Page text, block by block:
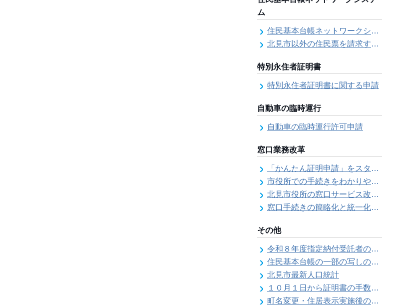
ム
住民基本台帳ネットワークシステム
北見市以外の住民票を請求する（住民票の広域交付）
特別永住者証明書
特別永住者証明書に関する申請
自動車の臨時運行
自動車の臨時運行許可申請
窓口業務改革
「かんたん証明申請」をスタートしました
市役所での手続きをわかりやすく！「手続きチェックシート」を導入しました
北見市役所の窓口サービス改善の取り組み経過
窓口手続きの簡略化と統一化の取り組みについて（ワンストップサービス推進事業）
その他
令和８年度指定納付受託者の指定について
住民基本台帳の一部の写しの閲覧状況
北見市最新人口統計
１０月１日から証明書の手数料が変わります
町名変更・住居表示実施後の住所変更